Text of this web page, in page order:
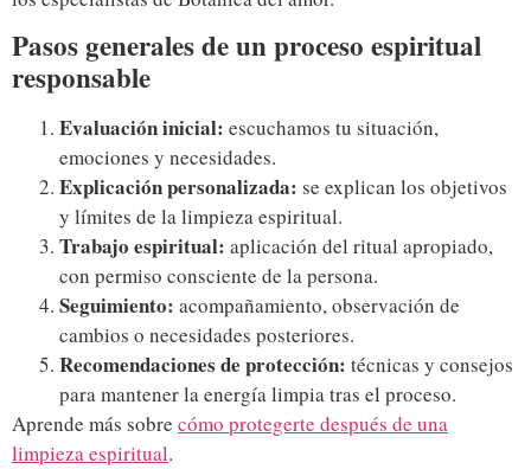
Pasos generales de un proceso espiritual
responsable
Evaluación inicial: escuchamos tu situación,
emociones y necesidades.
Explicación personalizada: se explican los objetivos
y límites de la limpieza espiritual.
Trabajo espiritual: aplicación del ritual apropiado,
con permiso consciente de la persona.
Seguimiento: acompañamiento, observación de
cambios o necesidades posteriores.
Recomendaciones de protección: técnicas y consejos
para mantener la energía limpia tras el proceso.
Aprende más sobre cómo protegerte después de una
limpieza espiritual.